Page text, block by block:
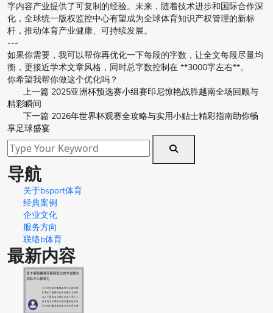
字内容产业提供了可复制的经验。未来，随着技术进步和国际合作深
化，全球统一版权监控中心有望成为全球体育知识产权管理的新标
杆，推动体育产业健康、可持续发展。
---
如果你需要，我可以帮你再优化一下每段的字数，让全文每段尽量均
衡，更接近学术文章风格，同时总字数控制在 **3000字左右**。
你希望我帮你做这个优化吗？
上一篇 2025亚洲杯预选赛小组赛印尼惊艳战胜越南全场回顾与
精彩瞬间
下一篇 2026年世界杯观赛全攻略与实用小贴士精彩指南助你畅
享足球盛宴
导航
关于bsport体育
经典案例
企业文化
服务方向
联络b体育
最新内容